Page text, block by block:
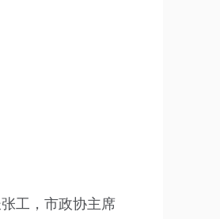
工，市政协主席